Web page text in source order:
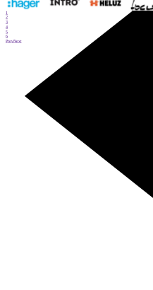
1
2
3
4
5
6
PrevNext